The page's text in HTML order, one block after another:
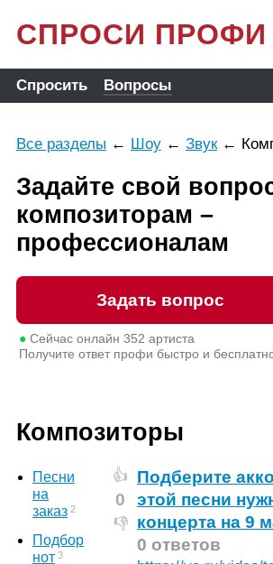
СПРОСИ ПРОФИ
Спросить Вопросы
Все разделы ← Шоу← Звук←
Задайте свой
композиторам –
профессионалам
Задать вопрос
●Сейчас онлайн 352 артиста
Получите ответ профи быстро и
Композиторы
Песни
на
заказ 2
Подбор
нот 3
👍
0
👎
Подберите
этой песни
концерта на 9
0 ответов